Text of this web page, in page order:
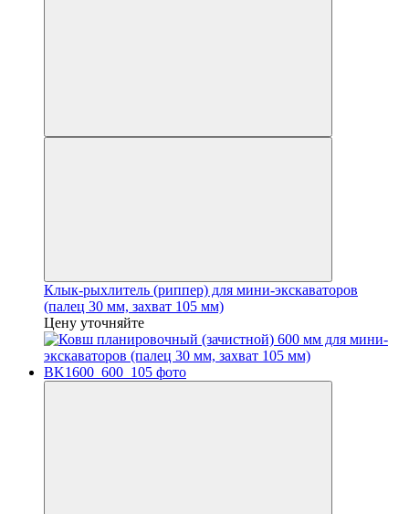
Клык-рыхлитель (риппер) для мини-экскаваторов
(палец 30 мм, захват 105 мм)
Цену уточняйте